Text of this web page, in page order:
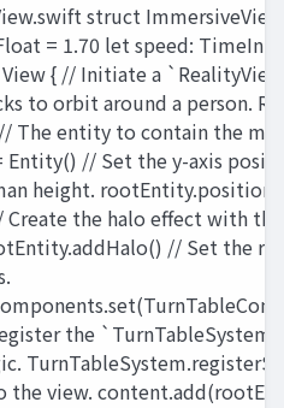
struct
= 1.70 let speed:
{ // Initiate a
to orbit around a person.
The entity to contain the
Entity() // Set the y-axis
height.
Create the halo effect with
// Set the
the
the view.